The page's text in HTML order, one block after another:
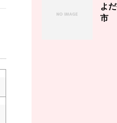
よ
市